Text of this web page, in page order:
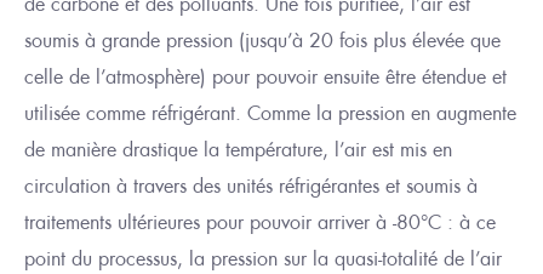
soumis à grande pression (jusqu’à 20 fois plus élevée que
celle de l’atmosphère) pour pouvoir ensuite être étendue et
utilisée comme réfrigérant. Comme la pression en augmente
de manière drastique la température, l’air est mis en
circulation à travers des unités réfrigérantes et soumis à
traitements ultérieures pour pouvoir arriver à -80°C : à ce
point du processus, la pression sur la quasi-totalité de l’air